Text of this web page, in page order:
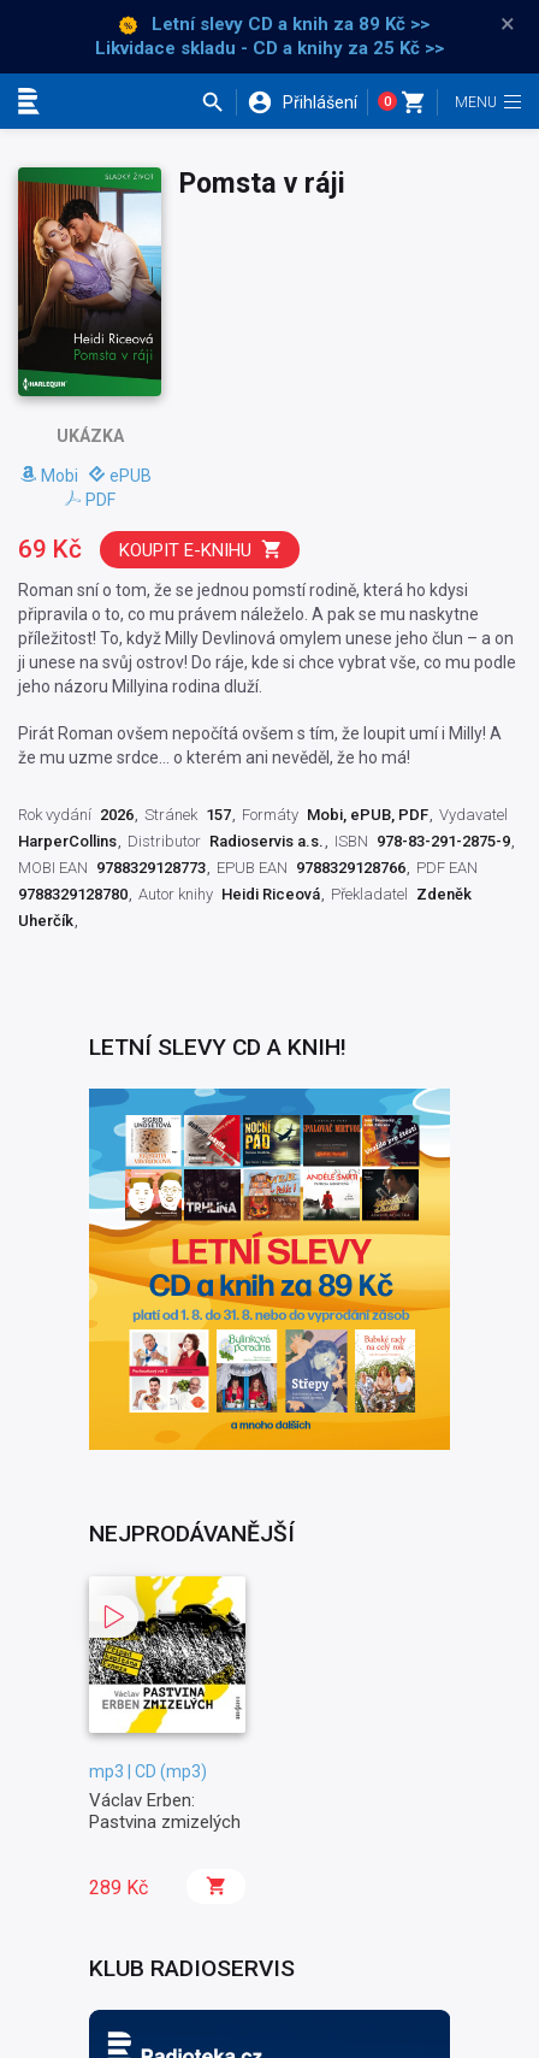
Letní slevy CD a knih za 89 Kč >>
Likvidace skladu - CD a knihy za 25 Kč >>
×
Přihlášení 0
UKÁZKA
Mobi
ePUB
PDF
Pomsta v ráji
Roman sní o tom, že se jednou pomstí rodině, která ho kdysi
připravila o to, co mu právem náleželo. A pak se mu naskytne
příležitost! To, když Milly Devlinová omylem unese jeho člun – a on
ji unese na svůj ostrov! Do ráje, kde si chce vybrat vše, co mu podle
jeho názoru Millyina rodina dluží.
Pirát Roman ovšem nepočítá ovšem s tím, že loupit umí i Milly! A
že mu uzme srdce… o kterém ani nevěděl, že ho má!
69 Kč KOUPIT E-KNIHU
Rok vydání 2026 Stránek 157 Formáty Mobi, ePUB, PDF Vydavatel
HarperCollins
Distributor Radioservis a.s. ISBN 978-83-291-2875-9
MOBI EAN 9788329128773 EPUB EAN 9788329128766
PDF EAN
9788329128780 Autor knihy Heidi Riceová Překladatel Zdeněk
Uherčík
LETNÍ SLEVY CD A KNIH!
NEJPRODÁVANĚJŠÍ
mp3 | CD (mp3)
Václav Erben:
Pastvina zmizelých
289 Kč
KLUB RADIOSERVIS